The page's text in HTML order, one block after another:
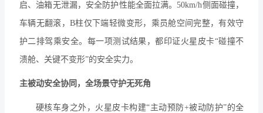
启、油箱无泄漏，安全防护性能全面拉满。50km/h侧面碰撞，
车辆无翻滚，B柱仅下端轻微变形，乘员舱空间完整，有效守
护二排驾乘安全。每一项测试结果，都印证火星皮卡“碰撞不
溃舱、关键不变形”的安全实力。
主被动安全协同，全场景守护无死角
硬核车身之外，火星皮卡构建“主动预防+被动防护”的全